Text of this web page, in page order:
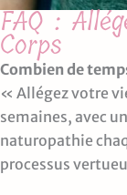
FAQ :
Corps
Combien de
« Allégez votre
semaines, avec
naturopathie
processus